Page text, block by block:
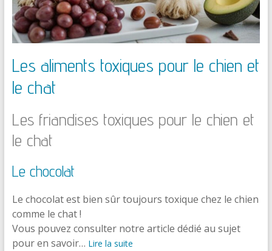
Les aliments toxiques pour le chien et
le chat
Les friandises toxiques pour le chien et
le chat
Le chocolat
Le chocolat est bien sûr toujours toxique chez le chien
comme le chat !
Vous pouvez consulter notre article dédié au sujet
pour en savoir… Lire la suite